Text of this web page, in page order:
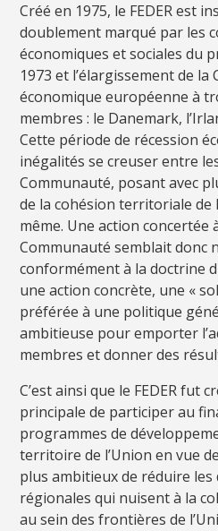
Créé en 1975, le FEDER est
doublement marqué par les
économiques et sociales du
1973 et l’élargissement de la
économique européenne à
membres : le Danemark,
Cette période de récession
inégalités se creuser entre
Communauté, posant avec
de la cohésion territoriale de
même. Une action concertée
Communauté semblait donc
conformément à la doctrine
une action concrète, une «
préférée à une politique
ambitieuse pour emporter
membres et donner des
C’est ainsi que le FEDER fut
principale de participer au
programmes de
territoire de l’Union en vue
plus ambitieux de réduire
régionales qui nuisent à la
au sein des frontières de